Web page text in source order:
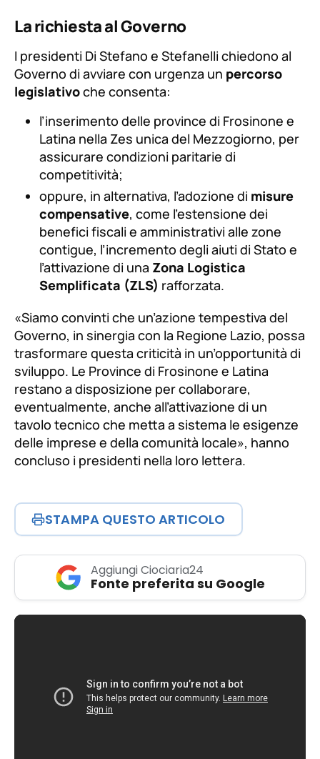
La richiesta al Governo
I presidenti Di Stefano e Stefanelli chiedono al
Governo di avviare con urgenza un percorso
legislativoche consenta:
l’inserimento delle province di Frosinone e
Latina nella Zes unica del Mezzogiorno, per
assicurare condizioni paritarie di
competitività;
oppure, in alternativa, l’adozione di misure
compensative, come l’estensione dei
benefici fiscali e amministrativi alle zone
contigue, l’incremento degli aiuti di Stato e
l’attivazione di una Zona Logistica
Semplificata (ZLS) rafforzata.
«Siamo convinti che un’azione tempestiva del
Governo, in sinergia con la Regione Lazio, possa
trasformare questa criticità in un’opportunità di
sviluppo. Le Province di Frosinone e Latina
restano a disposizione per collaborare,
eventualmente, anche all’attivazione di un
tavolo tecnico che metta a sistema le esigenze
delle imprese e della comunità locale», hanno
concluso i presidenti nella loro lettera.
STAMPA QUESTO ARTICOLO
Aggiungi Ciociaria24
Fonte preferita su Google